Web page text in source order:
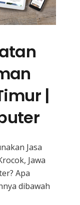
|
Jasa
Jawa
Apa
dibawah